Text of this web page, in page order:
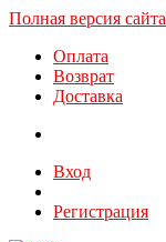
Полная версия сайта
Оплата
Возврат
Доставка
Вход
Регистрация